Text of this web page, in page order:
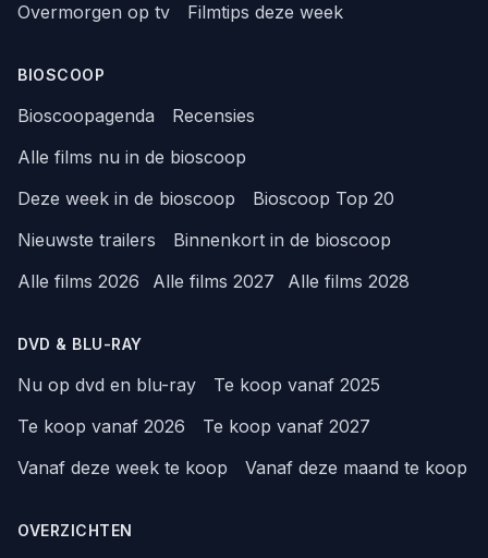
Overmorgen op tv
Filmtips deze week
BIOSCOOP
Bioscoopagenda
Recensies
Alle films nu in de bioscoop
Deze week in de bioscoop
Bioscoop Top 20
Nieuwste trailers
Binnenkort in de bioscoop
Alle films 2026
Alle films 2027 Alle films 2028
DVD & BLU-RAY
Nu op dvd en blu-ray
Te koop vanaf 2025
Te koop vanaf 2026
Te koop vanaf 2027
Vanaf deze week te koop
Vanaf deze maand te koop
OVERZICHTEN